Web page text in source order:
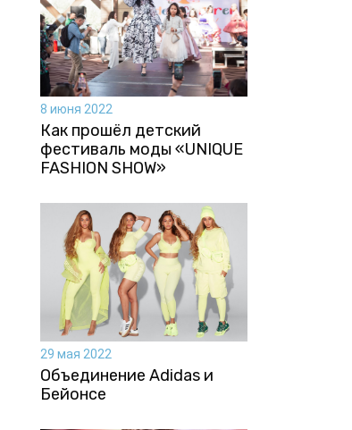
8 июня 2022
Как прошёл детский
фестиваль моды «UNIQUE
FASHION SHOW»
29 мая 2022
Объединение Adidas и
Бейонсе